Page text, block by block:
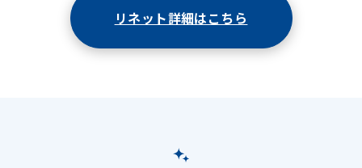
リネット詳細はこちら